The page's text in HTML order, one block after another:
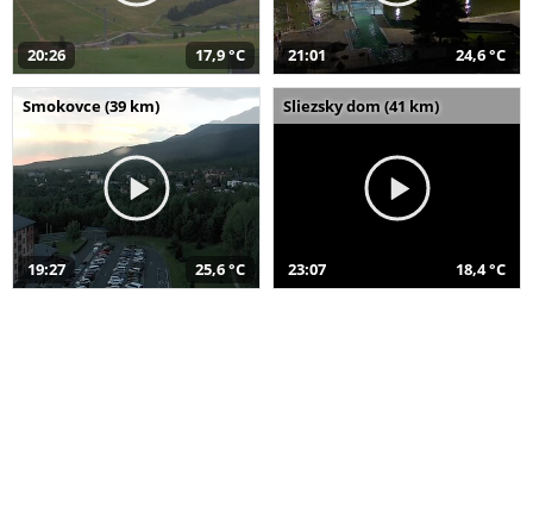
20:26 17,9 °C 21:01 24,6 °C
Smokovce (39 km)
19:27 25,6 °C
Sliezsky dom (41 km)
23:07 18,4 °C